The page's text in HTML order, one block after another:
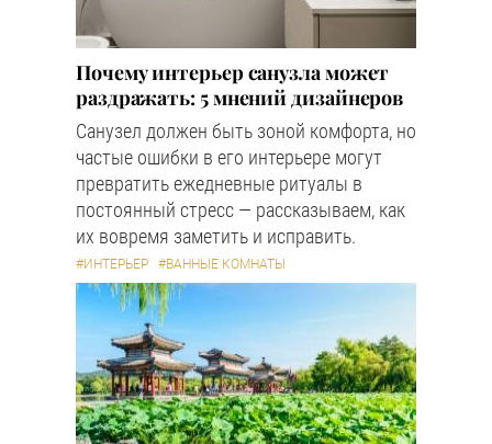
Почему интерьер санузла может
раздражать: 5 мнений дизайнеров
Санузел должен быть зоной комфорта, но
частые ошибки в его интерьере могут
превратить ежедневные ритуалы в
постоянный стресс — рассказываем, как
их вовремя заметить и исправить.
#ИНТЕРЬЕР #ВАННЫЕ КОМНАТЫ